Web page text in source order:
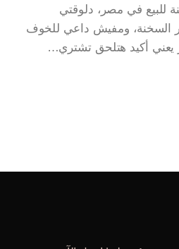
للبيع في مصر، دلوقتي
السخنة، ومفيش داعي للخوف
يعني أكيد هتلحق تشتري…